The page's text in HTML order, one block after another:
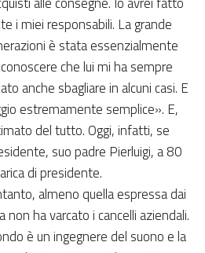
i miei responsabili. La grande
è stata essenzialmente
che lui mi ha sempre
anche sbagliare in alcuni casi. E
estremamente semplice». E,
del tutto. Oggi, infatti, se
suo padre Pierluigi, a 80
di presidente.
almeno quella espressa dai
ha varcato i cancelli aziendali.
è un ingegnere del suono e la